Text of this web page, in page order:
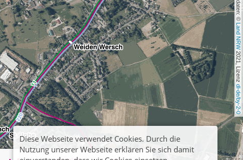
Land NRW
2021, Lizenz
dl-de/by-2-0
Diese Webseite verwendet Cookies. Durch die
Nutzung unserer Webseite erklären Sie sich damit